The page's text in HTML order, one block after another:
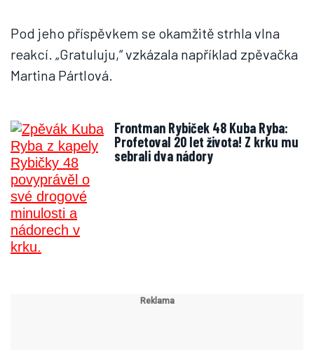
Pod jeho příspěvkem se okamžitě strhla vlna
reakcí. „Gratuluju,“ vzkázala například zpěvačka
Martina Pártlová.
Frontman Rybiček 48 Kuba Ryba:
Profetoval 20 let života! Z krku mu
sebrali dva nádory